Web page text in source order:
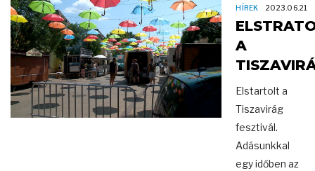
HÍREK 2023.06.21
A
Elstartolt a
Tiszavirág
fesztivál.
Adásunkkal
egy időben az